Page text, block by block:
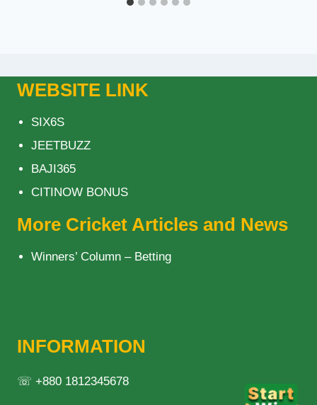
WEBSITE LINK
SIX6S
JEETBUZZ
BAJI365
CITINOW BONUS
More Cricket Articles and News
Winners’ Column – Betting
INFORMATION
☏ +880 1812345678